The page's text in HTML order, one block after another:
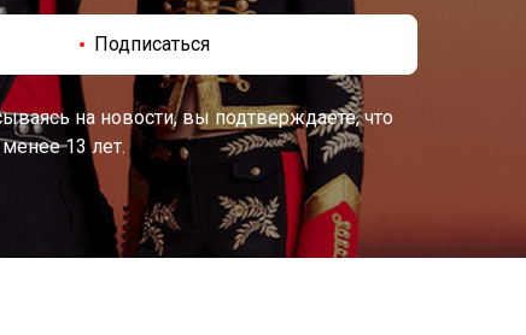
Подписаться
на новости, вы подтверждаете, что
13 лет.